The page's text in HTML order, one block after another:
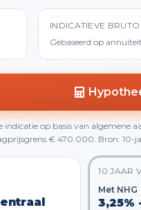
INDICATIEVE
Gebaseerd op
indicatie op basis van
€ 470.000. Bron:
10 JAAR
Met NHG
3,25%